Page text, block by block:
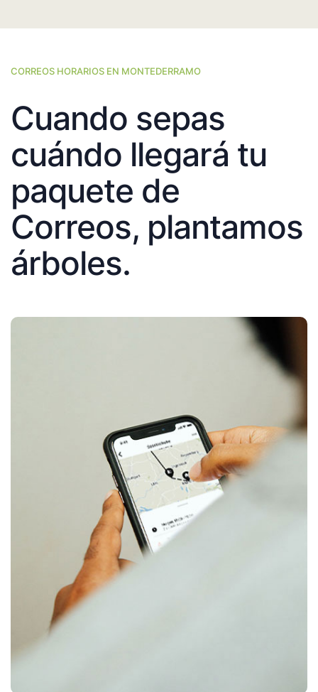
CORREOS HORARIOS EN MONTEDERRAMO
Cuando sepas
cuándo llegará tu
paquete de
Correos, plantamos
árboles.